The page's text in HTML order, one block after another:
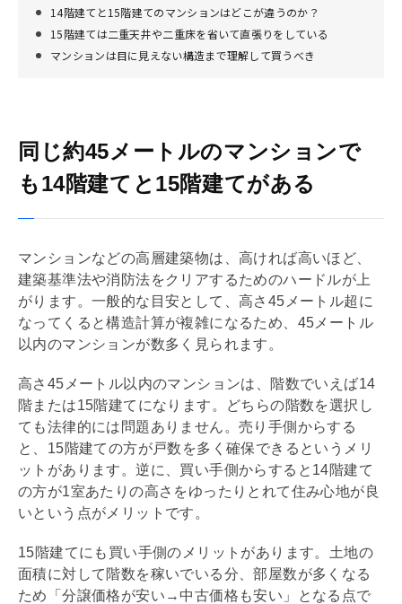
14階建てと15階建てのマンションはどこが違うのか？
15階建ては二重天井や二重床を省いて直張りをしている
マンションは目に見えない構造まで理解して買うべき
同じ約45メートルのマンションで
も14階建てと15階建てがある
マンションなどの高層建築物は、高ければ高いほど、
建築基準法や消防法をクリアするためのハードルが上
がります。一般的な目安として、高さ45メートル超に
なってくると構造計算が複雑になるため、45メートル
以内のマンションが数多く見られます。
高さ45メートル以内のマンションは、階数でいえば14
階または15階建てになります。どちらの階数を選択し
ても法律的には問題ありません。売り手側からする
と、15階建ての方が戸数を多く確保できるというメリ
ットがあります。逆に、買い手側からすると14階建て
の方が1室あたりの高さをゆったりとれて住み心地が良
いという点がメリットです。
15階建てにも買い手側のメリットがあります。土地の
面積に対して階数を稼いでいる分、部屋数が多くなる
ため「分譲価格が安い→中古価格も安い」となる点で